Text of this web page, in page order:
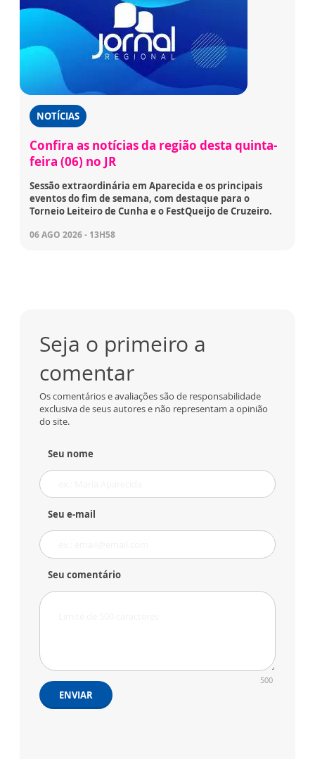
NOTÍCIAS
Confira as notícias da região desta quinta-
feira (06) no JR
Sessão extraordinária em Aparecida e os principais
eventos do fim de semana, com destaque para o
Torneio Leiteiro de Cunha e o FestQueijo de Cruzeiro.
06 AGO 2026 - 13H58
Seja o primeiro a
comentar
Os comentários e avaliações são de responsabilidade
exclusiva de seus autores e não representam a opinião
do site.
Seu nome
Seu e-mail
Seu comentário
500
ENVIAR